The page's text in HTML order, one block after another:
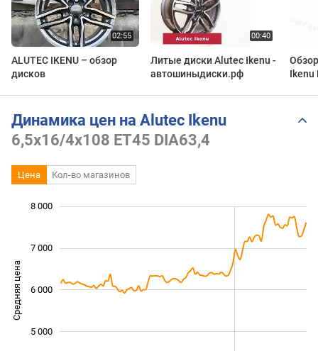
ALUTEC IKENU – обзор
дисков
Литые диски Alutec Ikenu -
автошиныдиски.рф
Ikenu
Динамика цен на Alutec Ikenu
6,5x16/4x108 ET45 DIA63,4
Цена Кол-во магазинов
Средняя цена 4 500
5 000
6 000
7 000
8 000